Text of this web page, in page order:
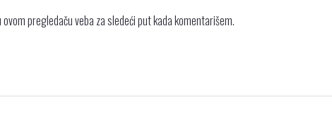
pregledaču veba za sledeći put kada komentarišem.